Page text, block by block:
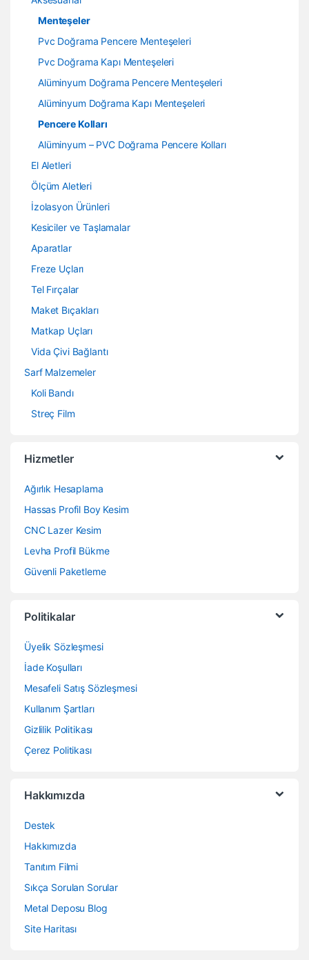
Menteşeler
Pvc Doğrama Pencere Menteşeleri
Pvc Doğrama Kapı Menteşeleri
Alüminyum Doğrama Pencere Menteşeleri
Alüminyum Doğrama Kapı Menteşeleri
Pencere Kolları
Alüminyum – PVC Doğrama Pencere Kolları
El Aletleri
Ölçüm Aletleri
İzolasyon Ürünleri
Kesiciler ve Taşlamalar
Aparatlar
Freze Uçları
Tel Fırçalar
Maket Bıçakları
Matkap Uçları
Vida Çivi Bağlantı
Sarf Malzemeler
Koli Bandı
Streç Film
Hizmetler
Ağırlık Hesaplama
Hassas Profil Boy Kesim
CNC Lazer Kesim
Levha Profil Bükme
Güvenli Paketleme
Politikalar
Üyelik Sözleşmesi
İade Koşulları
Mesafeli Satış Sözleşmesi
Kullanım Şartları
Gizlilik Politikası
Çerez Politikası
Hakkımızda
Destek
Hakkımızda
Tanıtım Filmi
Sıkça Sorulan Sorular
Metal Deposu Blog
Site Haritası